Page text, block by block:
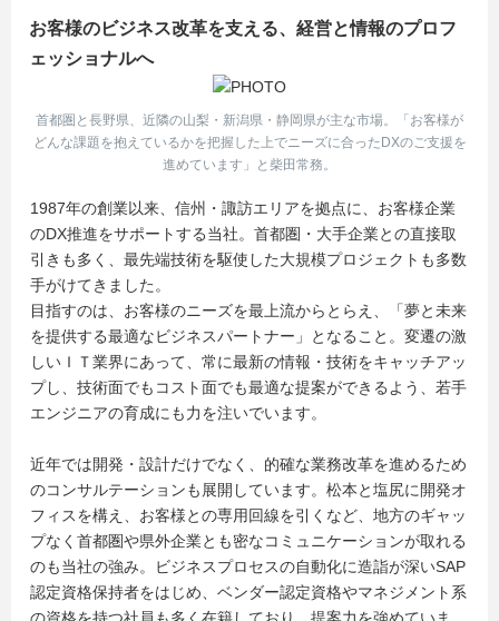
お客様のビジネス改革を支える、経営と情報のプロフ
ェッショナルへ
首都圏と長野県、近隣の山梨・新潟県・静岡県が主な市場。「お客様が
どんな課題を抱えているかを把握した上でニーズに合ったDXのご支援を
進めています」と柴田常務。
1987年の創業以来、信州・諏訪エリアを拠点に、お客様企業
のDX推進をサポートする当社。首都圏・大手企業との直接取
引きも多く、最先端技術を駆使した大規模プロジェクトも多数
手がけてきました。
目指すのは、お客様のニーズを最上流からとらえ、「夢と未来
を提供する最適なビジネスパートナー」となること。変遷の激
しいＩＴ業界にあって、常に最新の情報・技術をキャッチアッ
プし、技術面でもコスト面でも最適な提案ができるよう、若手
エンジニアの育成にも力を注いでいます。
近年では開発・設計だけでなく、的確な業務改革を進めるため
のコンサルテーションも展開しています。松本と塩尻に開発オ
フィスを構え、お客様との専用回線を引くなど、地方のギャッ
プなく首都圏や県外企業とも密なコミュニケーションが取れる
のも当社の強み。ビジネスプロセスの自動化に造詣が深いSAP
認定資格保持者をはじめ、ベンダー認定資格やマネジメント系